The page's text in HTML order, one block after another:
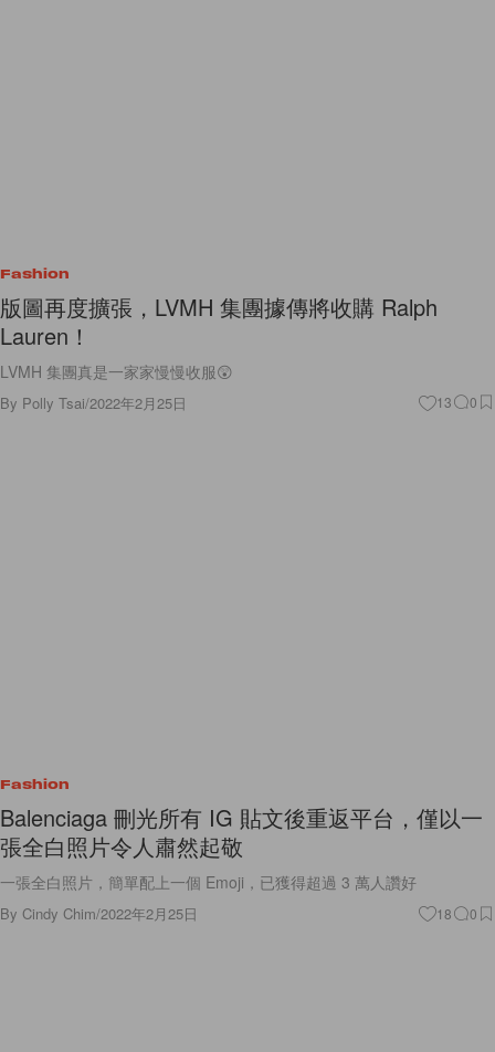
Fashion
版圖再度擴張，LVMH 集團據傳將收購 Ralph
Lauren！
LVMH 集團真是一家家慢慢收服😲
By Polly Tsai/2022年2月25日 13 0
Fashion
Balenciaga 刪光所有 IG 貼文後重返平台，僅以一
張全白照片令人肅然起敬
一張全白照片，簡單配上一個 Emoji，已獲得超過 3 萬人讚好
By Cindy Chim/2022年2月25日 18 0